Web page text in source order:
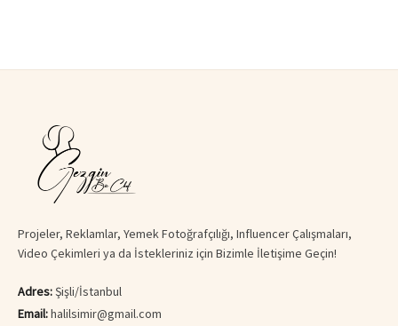
Projeler, Reklamlar, Yemek Fotoğrafçılığı, Influencer Çalışmaları,
Video Çekimleri ya da İstekleriniz için Bizimle İletişime Geçin!
Adres:Şişli/İstanbul
Email:halilsimir@gmail.com